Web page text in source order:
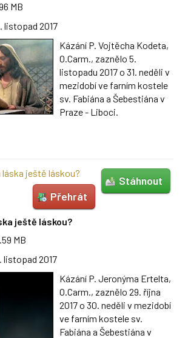
MB
listopad 2017
Kázání P. Vojtěcha Kodeta,
O.Carm., zaznělo 5.
listopadu 2017 o 31. neděli v
mezidobí ve farním kostele
sv. Fabiána a Šebestiána v
Praze - Liboci.
ještě láskou?
Stáhnout
Přehrát
ještě láskou?
MB
listopad 2017
Kázání P. Jeronýma Ertelta,
O.Carm., zaznělo 29. října
2017 o 30. neděli v mezidobí
ve farním kostele sv.
Fabiána a Šebestiána v